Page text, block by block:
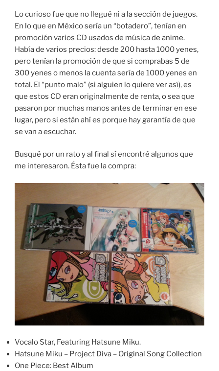
Lo curioso fue que no llegué ni a la sección de juegos.
En lo que en México sería un “botadero”, tenían en
promoción varios CD usados de música de anime.
Había de varios precios: desde 200 hasta 1000 yenes,
pero tenían la promoción de que si comprabas 5 de
300 yenes o menos la cuenta sería de 1000 yenes en
total. El “punto malo” (si alguien lo quiere ver así), es
que estos CD eran originalmente de renta, o sea que
pasaron por muchas manos antes de terminar en ese
lugar, pero si están ahí es porque hay garantía de que
se van a escuchar.
Busqué por un rato y al final sí encontré algunos que
me interesaron. Ésta fue la compra:
Vocalo Star, Featuring Hatsune Miku.
Hatsune Miku – Project Diva – Original Song Collection
One Piece: Best Album